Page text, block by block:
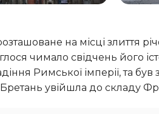
чимало свідчень його
Римської імперії, та був
увійшла до складу